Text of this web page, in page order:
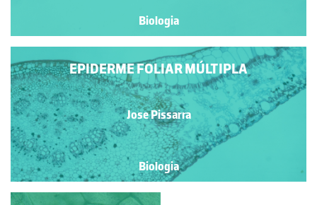
Biologia
EPIDERME FOLIAR MÚLTIPLA
Jose Pissarra
Biologia